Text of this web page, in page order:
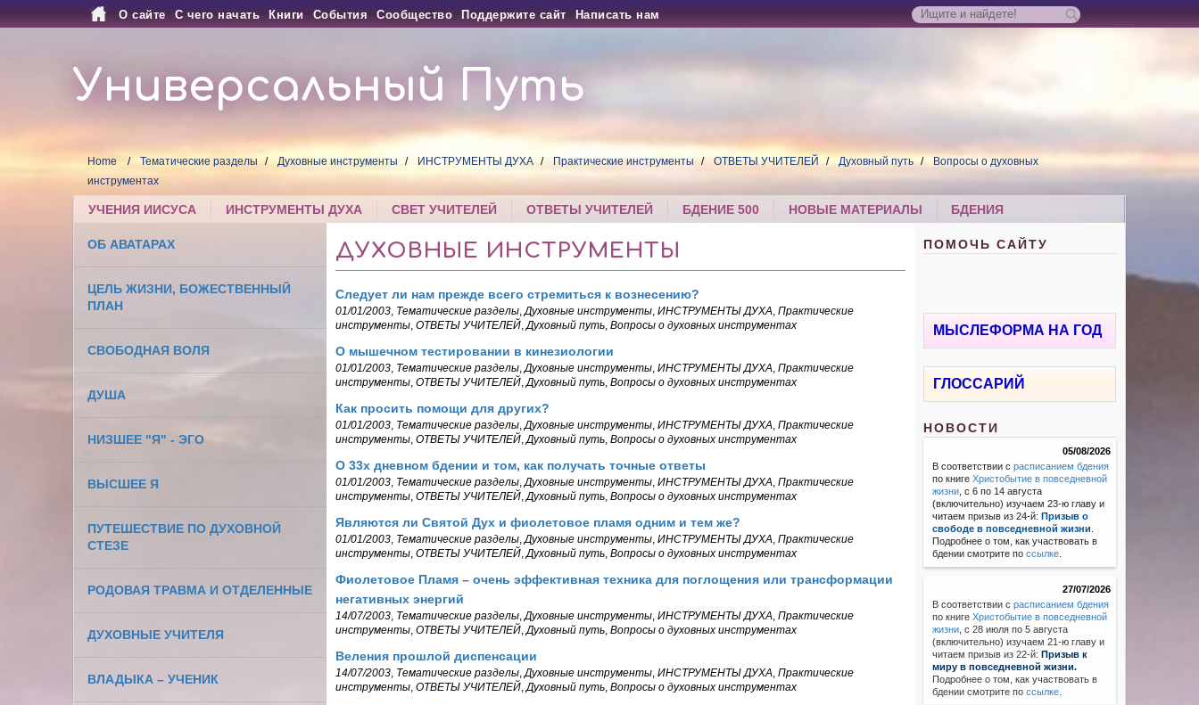
О сайте С чего начать Книги События Сообщество Поддержите сайт Написать нам
Универсальный Путь
Home Тематические разделы Духовные инструменты ИНСТРУМЕНТЫ ДУХА Практические инструменты ОТВЕТЫ УЧИТЕЛЕЙ Духовный путь
Вопросы о духовных
инструментах
УЧЕНИЯ ИИСУСА ИНСТРУМЕНТЫ ДУХА СВЕТ УЧИТЕЛЕЙ ОТВЕТЫ УЧИТЕЛЕЙ БДЕНИЕ 500 НОВЫЕ МАТЕРИАЛЫ БДЕНИЯ
ОБ АВАТАРАХ
ЦЕЛЬ ЖИЗНИ, БОЖЕСТВЕННЫЙ
ПЛАН
СВОБОДНАЯ ВОЛЯ
ДУША
НИЗШЕЕ "Я" - ЭГО
ВЫСШЕЕ Я
ПУТЕШЕСТВИЕ ПО ДУХОВНОЙ
СТЕЗЕ
РОДОВАЯ ТРАВМА И ОТДЕЛЕННЫЕ
ДУХОВНЫЕ УЧИТЕЛЯ
ВЛАДЫКА – УЧЕНИК
ДУХОВНЫЕ ИНСТРУМЕНТЫ
Следует ли нам прежде всего стремиться к вознесению?
01/01/2003, Тематические разделы,Духовные инструменты, ИНСТРУМЕНТЫ ДУХА, Практические
инструменты, ОТВЕТЫ УЧИТЕЛЕЙ,Духовный путь, Вопросы о духовных инструментах
О мышечном тестировании в кинезиологии
01/01/2003, Тематические разделы,Духовные инструменты, ИНСТРУМЕНТЫ ДУХА, Практические
инструменты, ОТВЕТЫ УЧИТЕЛЕЙ,Духовный путь, Вопросы о духовных инструментах
Как просить помощи для других?
01/01/2003, Тематические разделы,Духовные инструменты, ИНСТРУМЕНТЫ ДУХА, Практические
инструменты, ОТВЕТЫ УЧИТЕЛЕЙ,Духовный путь, Вопросы о духовных инструментах
О 33х дневном бдении и том, как получать точные ответы
01/01/2003, Тематические разделы,Духовные инструменты, ИНСТРУМЕНТЫ ДУХА, Практические
инструменты, ОТВЕТЫ УЧИТЕЛЕЙ,Духовный путь, Вопросы о духовных инструментах
Являются ли Святой Дух и фиолетовое пламя одним и тем же?
01/01/2003, Тематические разделы,Духовные инструменты, ИНСТРУМЕНТЫ ДУХА, Практические
инструменты, ОТВЕТЫ УЧИТЕЛЕЙ,Духовный путь, Вопросы о духовных инструментах
Фиолетовое Пламя – очень эффективная техника для поглощения или трансформации
негативных энергий
14/07/2003, Тематические разделы,Духовные инструменты, ИНСТРУМЕНТЫ ДУХА, Практические
инструменты, ОТВЕТЫ УЧИТЕЛЕЙ,Духовный путь, Вопросы о духовных инструментах
Веления прошлой диспенсации
14/07/2003, Тематические разделы,Духовные инструменты, ИНСТРУМЕНТЫ ДУХА, Практические
инструменты, ОТВЕТЫ УЧИТЕЛЕЙ,Духовный путь, Вопросы о духовных инструментах
ПОМОЧЬ САЙТУ
МЫСЛЕФОРМА НА ГОД
ГЛОССАРИЙ
НОВОСТИ
05/08/2026
В соответствии срасписанием бдения
по книгеХристобытие в повседневной
жизни , с 6 по 14 августа
(включительно) изучаем 23-ю главу и
читаем призыв из 24-й: Призыв о
свободе в повседневной жизни
Подробнее о том, как участвовать в
бдении смотрите поссылке
27/07/2026
В соответствии с расписанием бдения
по книгеХристобытие в повседневной
жизни с 28 июля по 5 августа
(включительно) изучаем 21-ю главу и
читаем призыв из 22-й: Призыв к
миру в повседневной жизни.
Подробнее о том, как участвовать в
бдении смотрите поссылке